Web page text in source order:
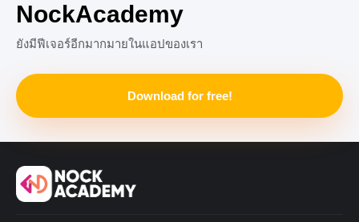
NockAcademy
ยังมีฟีเจอร์อีกมากมายในแอปของเรา
Download for free!